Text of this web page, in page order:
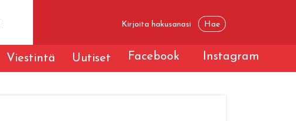
Viestintä Uutiset Facebook Instagram